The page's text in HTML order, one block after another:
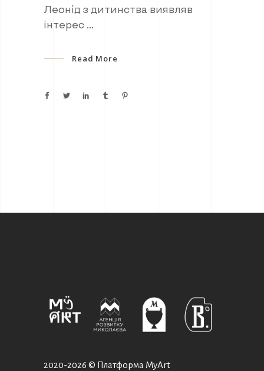
Леонід з дитинства виявляв
інтерес
Read More
2020-2026 © Платформа MyArt